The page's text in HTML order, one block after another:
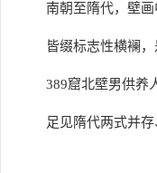
南朝至隋代，壁
皆缀标志性横襕
389窟北壁男供养
足见隋代两式并存